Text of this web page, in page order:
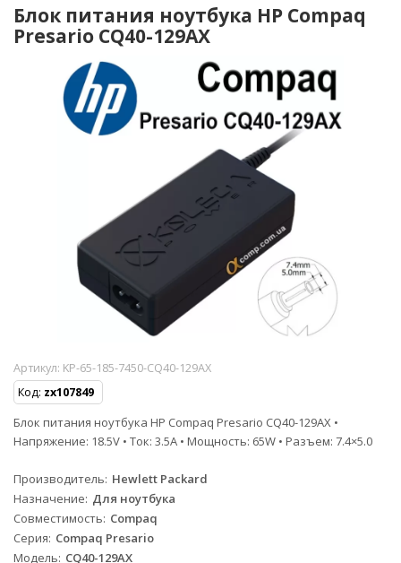
Блок питания ноутбука HP Compaq
Presario CQ40-129AX
Артикул: KP-65-185-7450-CQ40-129AX
Код: zx107849
Блок питания ноутбука HP Compaq Presario CQ40-129AX •
Напряжение: 18.5V • Ток: 3.5A • Мощность: 65W • Разъем: 7.4×5.0
Производитель Hewlett Packard
Назначение Для ноутбука
Совместимость Compaq
Серия Compaq Presario
Модель CQ40-129AX